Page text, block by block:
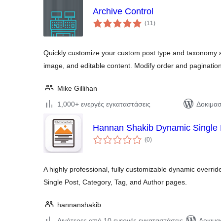
Archive Control
(11αξιολογήσεις
σύνολο
)
Quickly customize your custom post type and taxonomy
image, and editable content. Modify order and pagination.
Mike Gillihan
1,000+ ενεργές εγκαταστάσεις
Hannan Shakib Dynamic Single
(0αξιολογήσεις
σύνολο
)
A highly professional, fully customizable dynamic
Single Post, Category, Tag, and Author pages.
hannanshakib